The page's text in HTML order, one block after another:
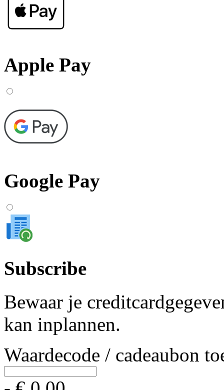
Apple Pay
Google Pay
Subscribe
Bewaar je
kan inplannen.
Waardecode / cadeaubon